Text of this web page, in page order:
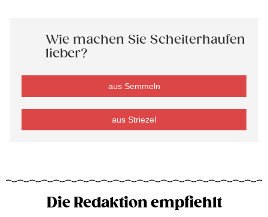
Wie machen Sie Scheiterhaufen
lieber?
aus Semmeln
aus Striezel
Die Redaktion empfiehlt